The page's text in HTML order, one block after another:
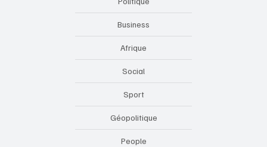
Business
Afrique
Social
Sport
Géopolitique
People